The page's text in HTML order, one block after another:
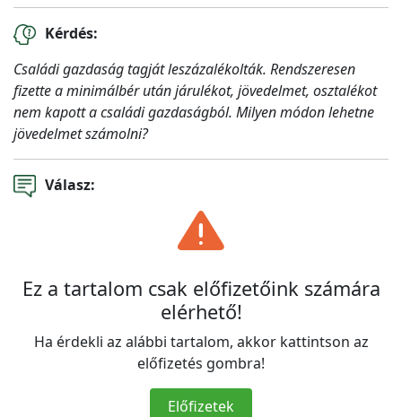
Kérdés:
Családi gazdaság tagját leszázalékolták. Rendszeresen
fizette a minimálbér után járulékot, jövedelmet, osztalékot
nem kapott a családi gazdaságból. Milyen módon lehetne
jövedelmet számolni?
Válasz:
Ez a tartalom csak előfizetőink számára
elérhető!
Ha érdekli az alábbi tartalom, akkor kattintson az
előfizetés gombra!
Előfizetek